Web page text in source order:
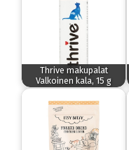
Thrive makupalat
Valkoinen kala, 15 g